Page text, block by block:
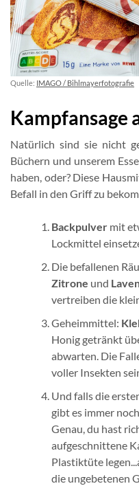
Quelle: IMAGO / Bihlmayerfotografie
Kampfansage
Natürlich sind sie nicht
Büchern und unserem
haben, oder? Diese
Befall in den Griff zu
Backpulver mit
Lockmittel
Die befallenen
Zitrone und
vertreiben die
Geheimmittel:
Honig getränkt
abwarten. Die
voller Insekten
Und falls die
gibt es immer
Genau, du hast
aufgeschnittene
Plastiktüte
die ungebetenen